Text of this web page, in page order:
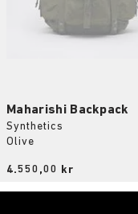
Maharishi Backpack
Synthetics
Olive
Price:
4.550,00 kr